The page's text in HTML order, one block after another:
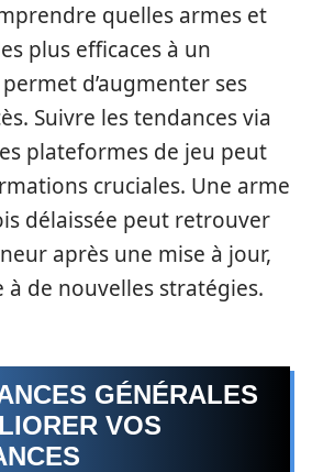
quelles armes et
plus efficaces à un
d’augmenter ses
Suivre les tendances via
plateformes de jeu peut
cruciales. Une arme
délaissée peut retrouver
après une mise à jour,
de nouvelles stratégies.
GÉNÉRALES
VOS